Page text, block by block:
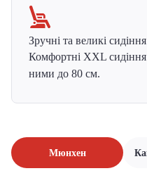
Зручні та великі сидіння
Комфортні XXL
ними до 80 см.
Мюнхен